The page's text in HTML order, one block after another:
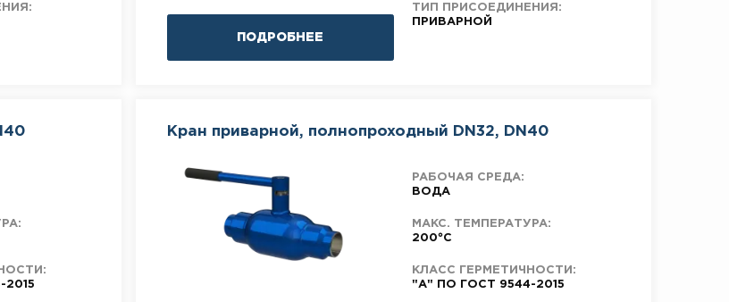
ПОДРОБНЕЕ
ТИП ПРИСОЕДИНЕНИЯ:
ПРИВАРНОЙ
Кран приварной, полнопроходный DN32, DN40
РАБОЧАЯ СРЕДА:
ВОДА
МАКС. ТЕМПЕРАТУРА:
200°C
КЛАСС ГЕРМЕТИЧНОСТИ:
"А" ПО ГОСТ 9544-2015